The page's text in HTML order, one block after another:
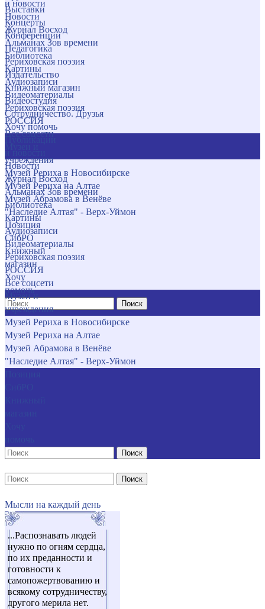
и новости
Новости
Журнал Восход
Альманах Зов времени
Библиотека
Картины
Аудиозаписи
Видеоматериалы
Рериховская поэзия
РОССИЯ
Все соцсети
учреждения
Музей Рериха в Новосибирске
Музей Рериха на Алтае
Музей Абрамова в Венёве
"Наследие Алтая" - Верх-Уймон
Позиция
СибРО
Книжный
магазин
Хочу
помочь
Поиск
Выставки
Концерты
Конференции
Педагогика
Рериховская поэзия
Издательство
Книжный магазин
Видеостудия
Сотрудничество. Друзья
Хочу помочь
Новости
Журнал Восход
Альманах Зов времени
Библиотека
Картины
Аудиозаписи
Видеоматериалы
Рериховская поэзия
РОССИЯ
Все соцсети
Музеи и
учреждения
Музей Рериха в Новосибирске
Музей Рериха на Алтае
Музей Абрамова в Венёве
"Наследие Алтая" - Верх-Уймон
Поиск
Поиск
Мысли на каждый день
...Распознавать людей
нужно по огням сердца,
по их преданности и
готовности к
самопожертвованию и
всякому сотрудничеству,
другого мерила нет.